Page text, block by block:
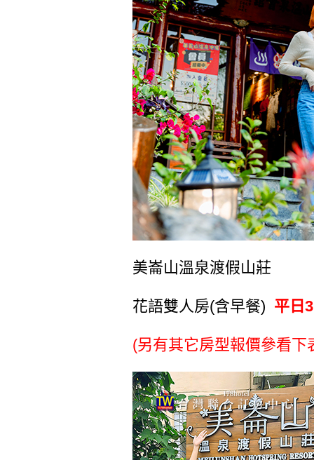
美崙山溫泉渡假山莊
花語雙人房(含早餐) 平日
(另有其它房型報價參看下